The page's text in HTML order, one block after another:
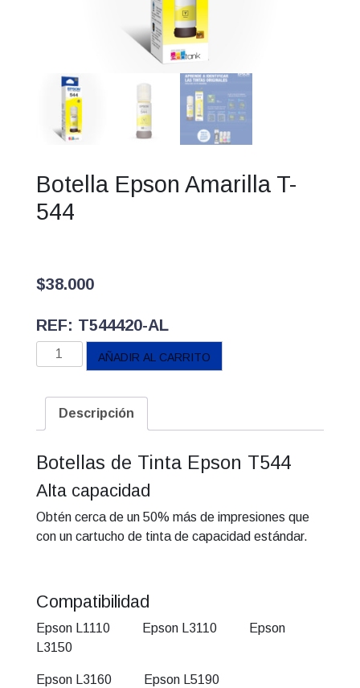
Botella Epson Amarilla T-
544
$38.000
REF: T544420-AL
Botella
Epson
544
AÑADIR AL CARRITO
Descripción
Botellas de Tinta Epson T544
Alta capacidad
Obtén cerca de un 50% más de impresiones que
con un cartucho de tinta de capacidad estándar.
Compatibilidad
Epson L1110 Epson L3110 Epson
L3150
Epson L3160 Epson L5190